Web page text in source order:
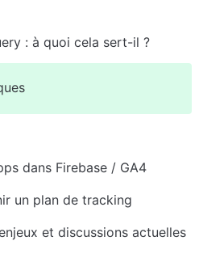
: à quoi cela sert-il ?
dans Firebase / GA4
un plan de tracking
et discussions actuelles